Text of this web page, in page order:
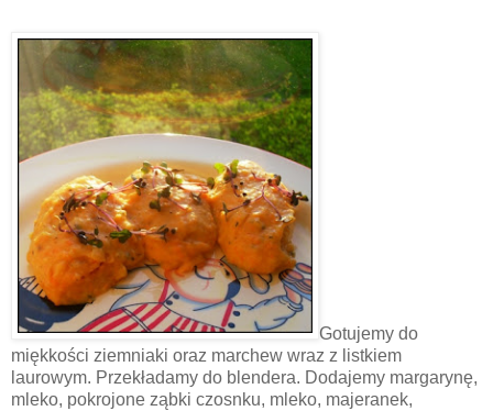
Gotujemy do
miękkości ziemniaki oraz marchew wraz z listkiem
laurowym. Przekładamy do blendera. Dodajemy margarynę,
mleko, pokrojone ząbki czosnku, mleko, majeranek,